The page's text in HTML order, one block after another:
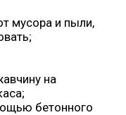
мусора и пыли,
на
бетонного